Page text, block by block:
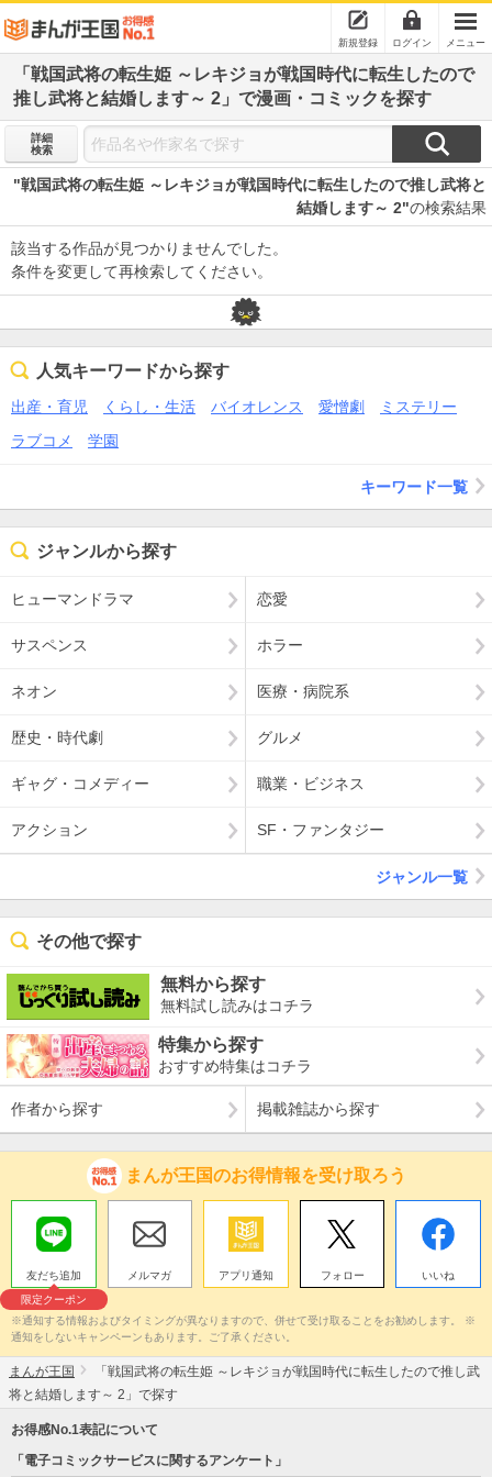
新規登録 ログイン メニュー
「戦国武将の転生姫 ～レキジョが戦国時代に転生したので
推し武将と結婚します～ 2」で漫画・コミックを探す
詳細
検索
"戦国武将の転生姫 ～レキジョが戦国時代に転生したので推し武将と
結婚します～ 2"の検索結果
該当する作品が見つかりませんでした。
条件を変更して再検索してください。
人気キーワードから探す
出産・育児 くらし・生活 バイオレンス 愛憎劇
ミステリー
ラブコメ
学園
キーワード一覧
ジャンルから探す
ヒューマンドラマ 恋愛
サスペンス ホラー
ネオン 医療・病院系
歴史・時代劇 グルメ
ギャグ・コメディー 職業・ビジネス
アクション SF・ファンタジー
ジャンル一覧
その他で探す
無料から探す
無料試し読みはコチラ
特集から探す
おすすめ特集はコチラ
作者から探す 掲載雑誌から探す
まんが王国のお得情報を受け取ろう
友だち追加
限定クーポン
メルマガ アプリ通知 フォロー いいね
※通知する情報およびタイミングが異なりますので、併せて受け取ることをお勧めします。 ※
通知をしないキャンペーンもあります。ご了承ください。
まんが王国
「戦国武将の転生姫 ～レキジョが戦国時代に転生したので推し武
将と結婚します～ 2」で探す
お得感No.1表記について
「電子コミックサービスに関するアンケート」